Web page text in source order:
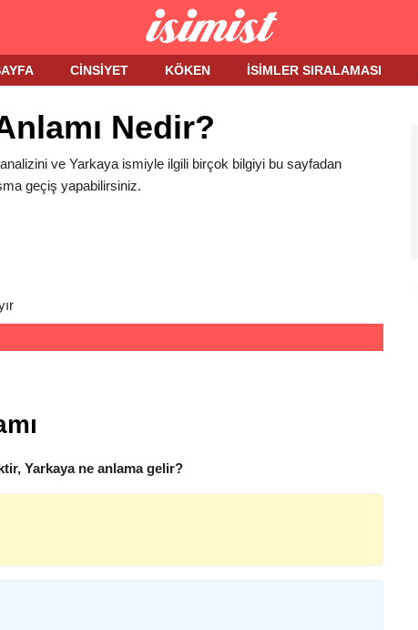
CINSIYET KÖKEN İSIMLER SIRALAMASI
Nedir?
ve Yarkaya ismiyle ilgili birçok bilgiyi bu sayfadan
geçiş yapabilirsiniz.
Yarkaya ne anlama gelir?